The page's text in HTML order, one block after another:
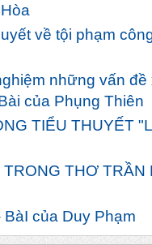
về tội phạm
những vấn
của Phụng Thiên
TIỂU THUYẾT
THƠ
của Duy Phạm